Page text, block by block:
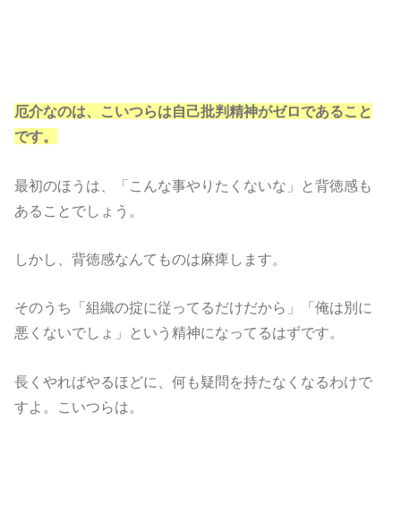
厄介なのは、こいつらは自己批判精神がゼロであること
です。
最初のほうは、「こんな事やりたくないな」と背徳感も
あることでしょう。
しかし、背徳感なんてものは麻痺します。
そのうち「組織の掟に従ってるだけだから」「俺は別に
悪くないでしょ」という精神になってるはずです。
長くやればやるほどに、何も疑問を持たなくなるわけで
すよ。こいつらは。